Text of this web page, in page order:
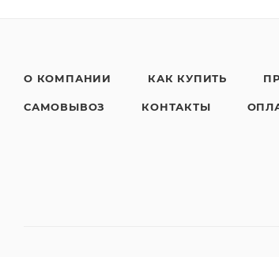
О КОМПАНИИ КАК КУПИТЬ
САМОВЫВОЗ КОНТАКТЫ